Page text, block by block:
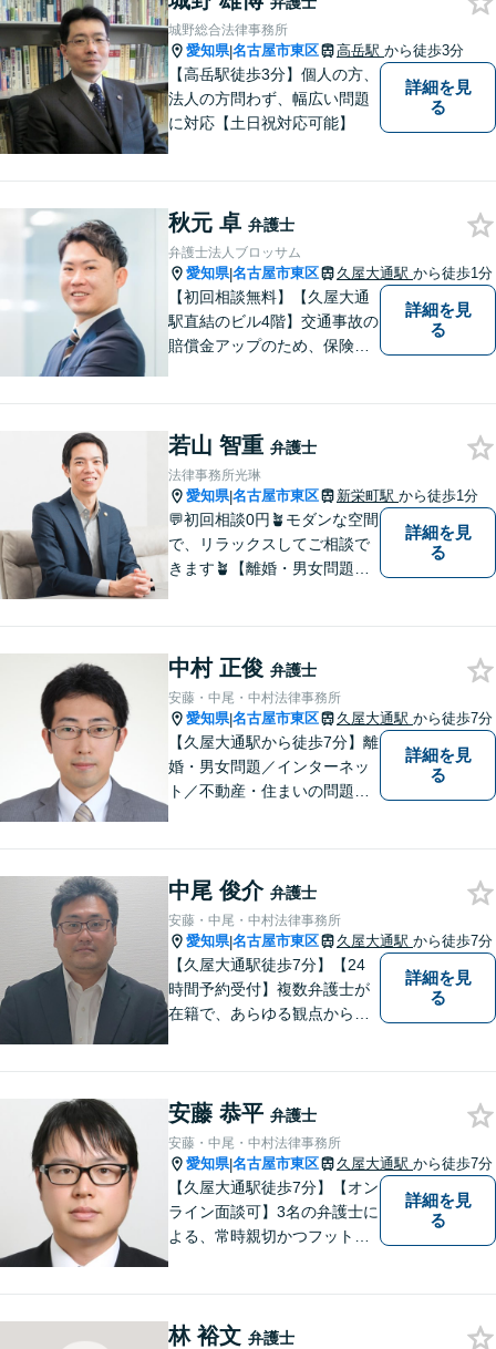
城野総合法律事務所
愛知県|名古屋市東区 高岳駅 から徒歩3分
【高岳駅徒歩3分】個人の方、
法人の方問わず、幅広い問題
に対応【土日祝対応可能】
詳細を見
る
秋元 卓 弁護士
弁護士法人ブロッサム
愛知県|名古屋市東区 久屋大通駅 から徒歩1分
【初回相談無料】【久屋大通
駅直結のビル4階】交通事故の
賠償金アップのため、保険会
営判断ができるよう、法的側
面からバックアップします
【電話相談可】【オンライン
面談対応】
詳細を見
る
若山 智重 弁護士
法律事務所光琳
愛知県|名古屋市東区 新栄町駅 から徒歩1分
💬初回相談0円🪴モダンな空間
で、リラックスしてご相談で
きます🪴【離婚・男女問題】
ご相談ください。明るい未来
に向け一緒に歩んでいきまし
ょう【相続の相談にも対応】
詳細を見
る
中村 正俊 弁護士
安藤・中尾・中村法律事務所
愛知県|名古屋市東区 久屋大通駅 から徒歩7分
【久屋大通駅から徒歩7分】離
婚・男女問題／インターネッ
ト／不動産・住まいの問題に
をもとに柔軟に対応いたしま
す。まずはご相談ください。
【土日祝、夜間の相談可】
詳細を見
る
中尾 俊介 弁護士
安藤・中尾・中村法律事務所
愛知県|名古屋市東区 久屋大通駅 から徒歩7分
【久屋大通駅徒歩7分】【24
時間予約受付】複数弁護士が
在籍で、あらゆる観点から丁
は、一度ご相談ください。
【当日・休日・夜間相談可】
詳細を見
る
安藤 恭平 弁護士
安藤・中尾・中村法律事務所
愛知県|名古屋市東区 久屋大通駅 から徒歩7分
【久屋大通駅徒歩7分】【オン
ライン面談可】3名の弁護士に
よる、常時親切かつフットワ
隣接士業や不動産会社との緊
詳細を見
る
林 裕文 弁護士